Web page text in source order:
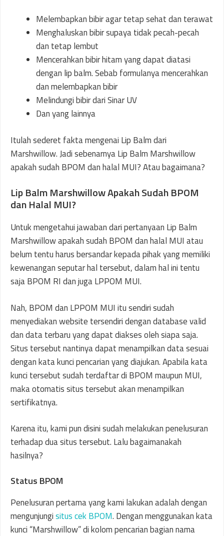
Melembapkan bibir agar tetap sehat dan terawat
Menghaluskan bibir supaya tidak pecah-pecah
dan tetap lembut
Mencerahkan bibir hitam yang dapat diatasi
dengan lip balm. Sebab formulanya mencerahkan
dan melembapkan bibir
Melindungi bibir dari Sinar UV
Dan yang lainnya
Itulah sederet fakta mengenai Lip Balm dari
Marshwillow. Jadi sebenarnya Lip Balm Marshwillow
apakah sudah BPOM dan halal MUI? Atau bagaimana?
Lip Balm Marshwillow Apakah Sudah BPOM
dan Halal MUI?
Untuk mengetahui jawaban dari pertanyaan Lip Balm
Marshwillow apakah sudah BPOM dan halal MUI atau
belum tentu harus bersandar kepada pihak yang memiliki
kewenangan seputar hal tersebut, dalam hal ini tentu
saja BPOM RI dan juga LPPOM MUI.
Nah, BPOM dan LPPOM MUI itu sendiri sudah
menyediakan website tersendiri dengan database valid
dan data terbaru yang dapat diakses oleh siapa saja.
Situs tersebut nantinya dapat menampilkan data sesuai
dengan kata kunci pencarian yang diajukan. Apabila kata
kunci tersebut sudah terdaftar di BPOM maupun MUI,
maka otomatis situs tersebut akan menampilkan
sertifikatnya.
Karena itu, kami pun disini sudah melakukan penelusuran
terhadap dua situs tersebut. Lalu bagaimanakah
hasilnya?
Status BPOM
Penelusuran pertama yang kami lakukan adalah dengan
mengunjungisitus cek BPOM. Dengan menggunakan kata
kunci “Marshwillow” di kolom pencarian bagian nama